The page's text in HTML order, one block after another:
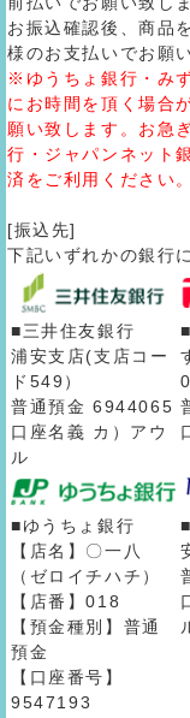
お振込確認後、商品
様のお支払いでお願
※ゆうちょ銀行・み
にお時間を頂く場合
願い致します。お急
行・ジャパンネット
済をご利用ください。
[振込先]
下記いずれかの銀行
■三井住友銀行
浦安支店(支店コー
ド549）
普通預金 6944065
口座名義 カ）アウ
ル
■ゆうちょ銀行
【店名】〇一八
（ゼロイチハチ）
【店番】018
【預金種別】普通
預金
【口座番号】
9547193